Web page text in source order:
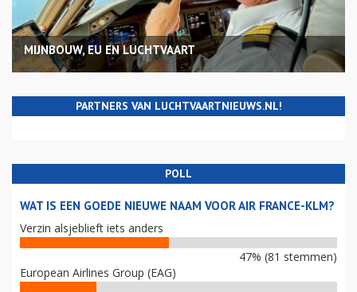
MIJNBOUW, EU EN LUCHTVAART
PARTNERS VAN LUCHTVAARTNIEUWS.NL!
POLL
WAT IS EEN GOEDE NIEUWE NAAM VOOR AIR FRANCE-KLM?
Verzin alsjeblieft iets anders
47% (81 stemmen)
European Airlines Group (EAG)